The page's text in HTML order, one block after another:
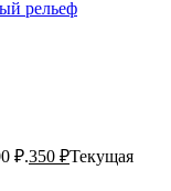
₽.350 ₽Текущая